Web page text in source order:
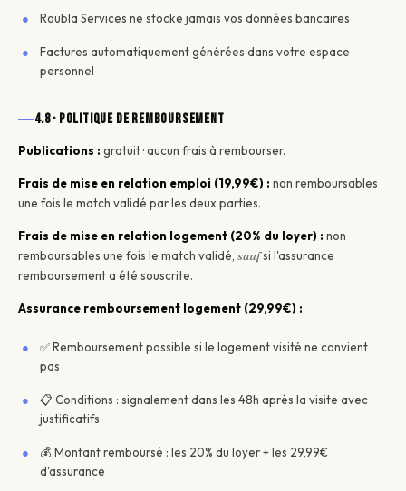
Roubla Services ne stocke jamais vos données bancaires
Factures automatiquement générées dans votre espace
personnel
4.8 · Politique de remboursement
Publications : gratuit · aucun frais à rembourser.
Frais de mise en relation emploi (19,99€) : non remboursables
une fois le match validé par les deux parties.
Frais de mise en relation logement (20% du loyer) : non
remboursables une fois le match validé, saufsi l'assurance
remboursement a été souscrite.
Assurance remboursement logement (29,99€) :
✅ Remboursement possible si le logement visité ne convient
pas
📋 Conditions : signalement dans les 48h après la visite avec
justificatifs
💰 Montant remboursé : les 20% du loyer + les 29,99€
d'assurance